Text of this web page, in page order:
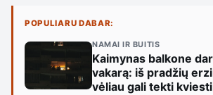
POPULIARU DABAR:
NAMAI IR BUITIS
Kaimynas balkone
vakarą: iš pradžių
vėliau gali tekti